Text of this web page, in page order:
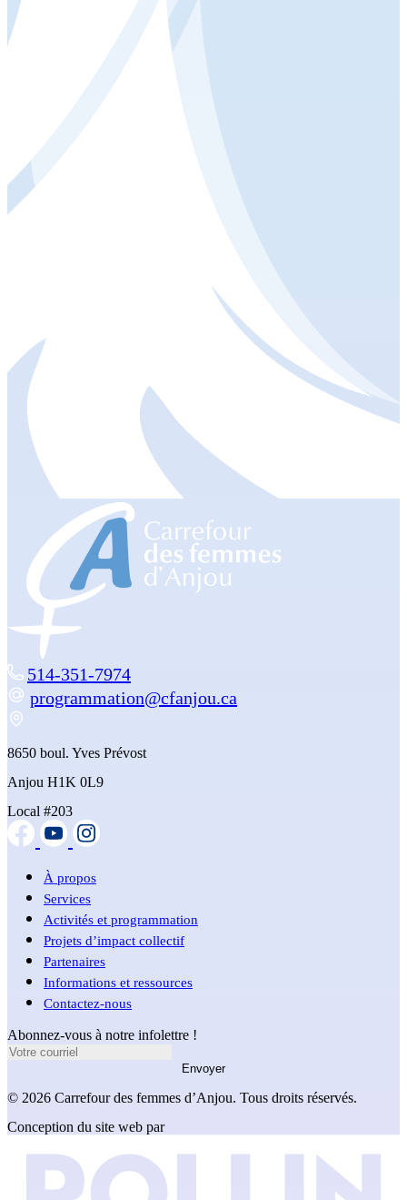
514-351-7974
programmation@cfanjou.ca
8650 boul. Yves Prévost
Anjou H1K 0L9
Local #203
À propos
Services
Activités et programmation
Projets d’impact collectif
Partenaires
Informations et ressources
Contactez-nous
Abonnez-vous à notre infolettre !
Envoyer
© 2026 Carrefour des femmes d’Anjou. Tous droits réservés.
Conception du site web par